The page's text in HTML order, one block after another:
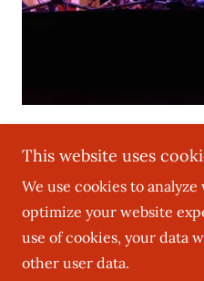
Copyright © 2026 Ht
This website uses
We use cookies to
optimize your website
use of cookies, your data
other user data.